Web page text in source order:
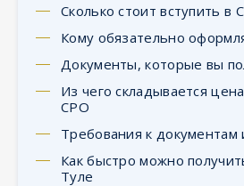
Сколько стоит вступить в
Кому обязательно
Документы, которые вы
Из чего складывается
СРО
Требования к документам
Как быстро можно
Туле